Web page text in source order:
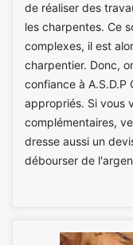
de réaliser des
les charpentes. Ce
complexes, il est
charpentier. Donc,
confiance à A.S.D.P
appropriés. Si vous
complémentaires,
dresse aussi un
débourser de